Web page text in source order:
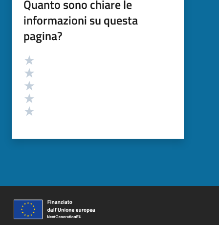
Quanto sono chiare le
informazioni su questa
pagina?
Valutazione